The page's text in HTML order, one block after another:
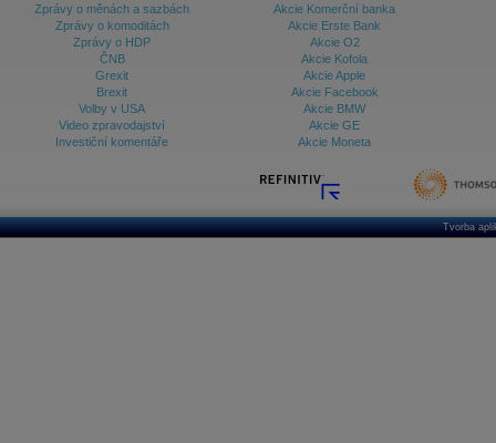
Archiv analýz - Makroukazatele
Ceny průmyslových výrobců - Data a prognózy
Ceny průmyslových výrobců - Graf (ČR)
Ceny průmyslových výrobců - Kalendář (ČR)
Ceny průmyslových výrobců - Zpravodajství
Databanka - Ceny
Zprávy o měnách a sazbách
Zprávy o komoditách
Zprávy o HDP
ČNB
Grexit
Brexit
Volby v USA
Video zpravodajství
Investiční komentáře
Akcie Komerční banka
Akcie Erste Bank
Akcie O2
Akcie Kofola
Akcie Apple
Akcie Facebook
Akcie BMW
Akcie GE
Akcie Moneta
Tvorba